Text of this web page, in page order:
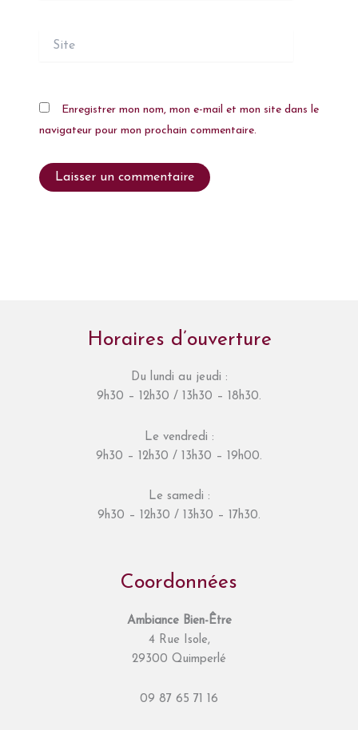
Enregistrer mon nom, mon e-mail et mon site dans le
navigateur pour mon prochain commentaire.
Horaires d’ouverture
Du lundi au jeudi :
9h30 – 12h30 / 13h30 – 18h30.
Le vendredi :
9h30 – 12h30 / 13h30 – 19h00.
Le samedi :
9h30 – 12h30 / 13h30 – 17h30.
Coordonnées
Ambiance Bien-Être
4 Rue Isole,
29300 Quimperlé
09 87 65 71 16